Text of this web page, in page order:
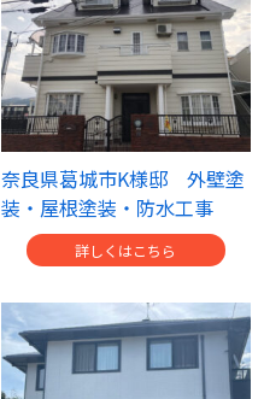
奈良県葛城市K様邸 外壁塗
装・屋根塗装・防水工事
詳しくはこちら